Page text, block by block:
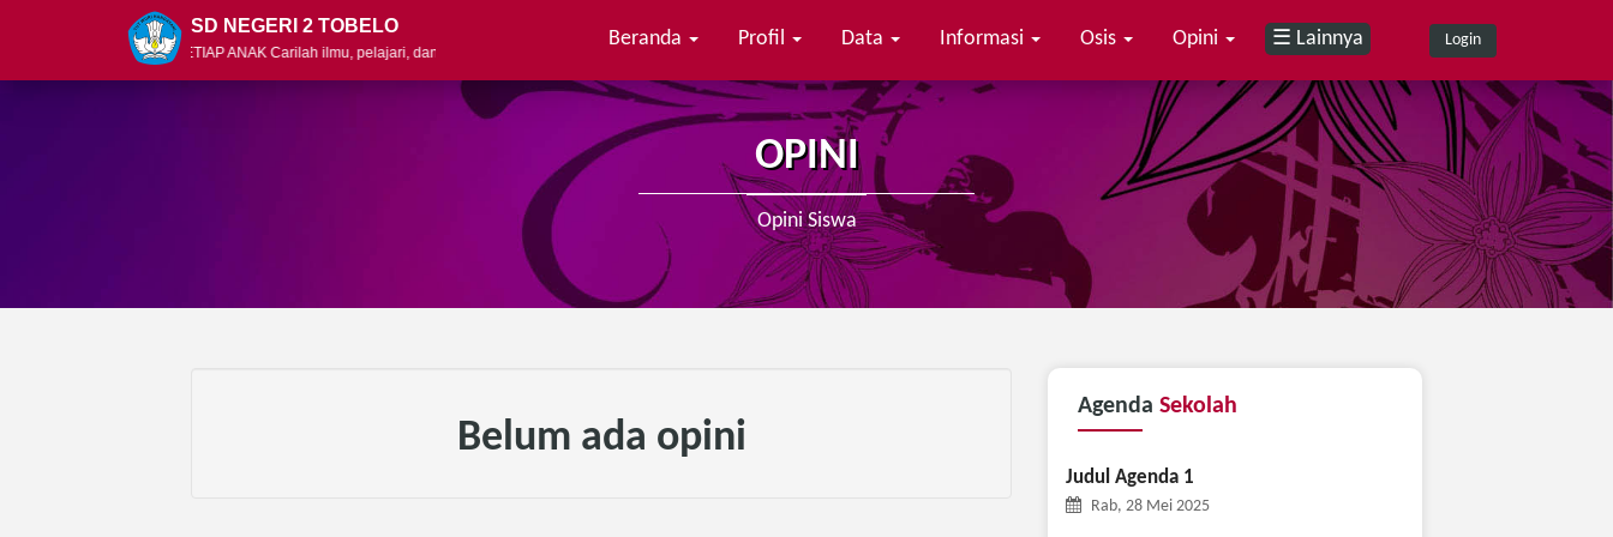
SD NEGERI 2 TOBELO
ADALAH HAK BAGI SETIAP ANAK Carilah ilmu, pelajari, dan bagikan
Beranda Profil Data Informasi Osis Opini ☰ Lainnya Login
OPINI
Opini Siswa
Belum ada opini
Agenda Sekolah
Judul Agenda 1
Rab, 28 Mei 2025